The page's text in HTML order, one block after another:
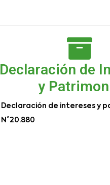
Declaración de
y
Declaración de intereses y
N°20.880